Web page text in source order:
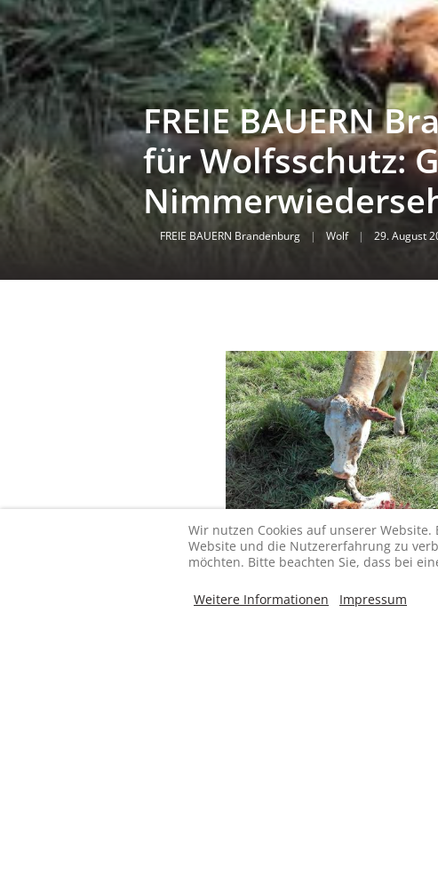
FREIE BAUERN
für Wolfsschutz:
FREIE BAUERN Brandenburg | Wolf | 29. August
die Zahl der Rinder in
auch wegen der
umbringt.“ Was dem
Wir nutzen Cookies auf unserer
Website und die Nutzererfahrung zu
möchten. Bitte beachten Sie, dass bei
Weitere Informationen Impressum